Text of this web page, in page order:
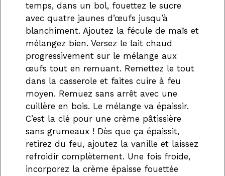
temps, dans un bol, fouettez le sucre
avec quatre jaunes d’œufs jusqu’à
blanchiment. Ajoutez la fécule de maïs et
mélangez bien. Versez le lait chaud
progressivement sur le mélange aux
œufs tout en remuant. Remettez le tout
dans la casserole et faites cuire à feu
moyen. Remuez sans arrêt avec une
cuillère en bois. Le mélange va épaissir.
C’est la clé pour une crème pâtissière
sans grumeaux ! Dès que ça épaissit,
retirez du feu, ajoutez la vanille et laissez
refroidir complètement. Une fois froide,
incorporez la crème épaisse fouettée